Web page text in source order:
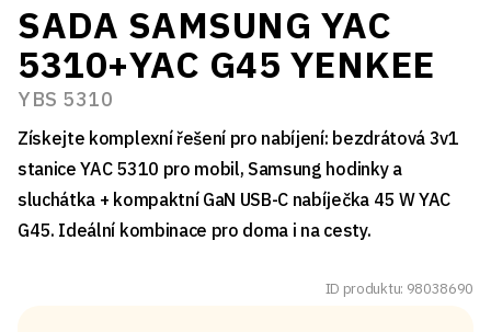
SADA SAMSUNG YAC
5310+YAC G45 YENKEE
YBS 5310
Získejte komplexní řešení pro nabíjení: bezdrátová 3v1
stanice YAC 5310 pro mobil, Samsung hodinky a
sluchátka + kompaktní GaN USB-C nabíječka 45 W YAC
G45. Ideální kombinace pro doma i na cesty.
ID produktu: 98038690